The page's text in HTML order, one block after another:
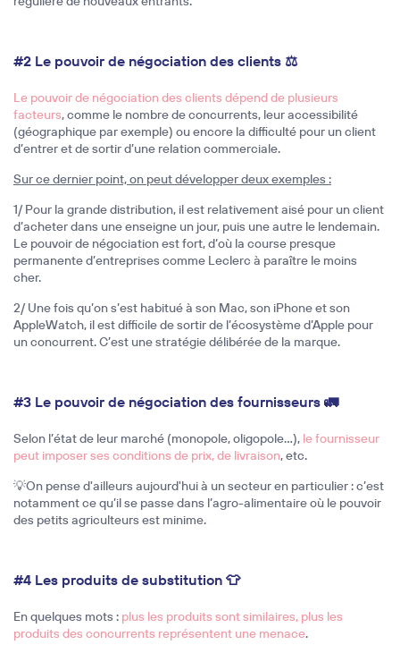
#2 Le pouvoir de négociation des clients ⚖️
Le pouvoir de négociation des clients dépend de plusieurs
facteurs, comme le nombre de concurrents, leur accessibilité
(géographique par exemple) ou encore la difficulté pour un client
d’entrer et de sortir d’une relation commerciale.
Sur ce dernier point, on peut développer deux exemples :
1/ Pour la grande distribution, il est relativement aisé pour un client
d’acheter dans une enseigne un jour, puis une autre le lendemain.
Le pouvoir de négociation est fort, d‘où la course presque
permanente d’entreprises comme Leclerc à paraître le moins
cher. 
2/ Une fois qu’on s’est habitué à son Mac, son iPhone et son
AppleWatch, il est difficile de sortir de l’écosystème d’Apple pour
un concurrent. C’est une stratégie délibérée de la marque.
#3 Le pouvoir de négociation des fournisseurs 🚛
Selon l’état de leur marché (monopole, oligopole…), le fournisseur
peut imposer ses conditions de prix, de livraison, etc.
💡On pense d'ailleurs aujourd'hui à un secteur en particulier : c’est
notamment ce qu’il se passe dans l’agro-alimentaire où le pouvoir
des petits agriculteurs est minime.
#4 Les produits de substitution 👕
En quelques mots : plus les produits sont similaires, plus les
produits des concurrents représentent une menace.